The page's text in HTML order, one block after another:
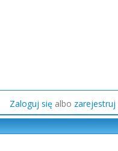
Zaloguj się albo zarejestruj